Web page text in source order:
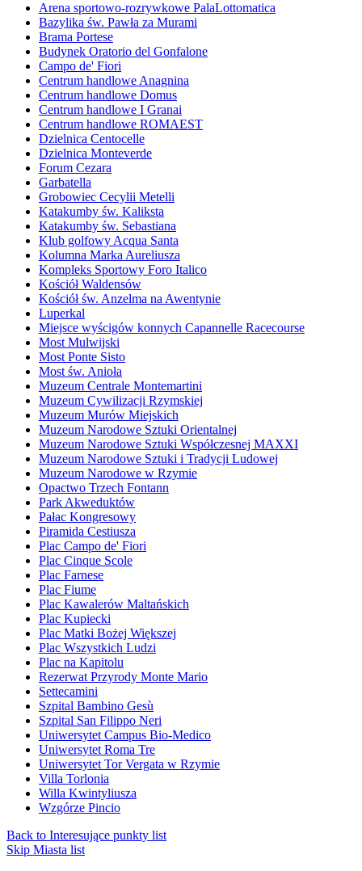
Arena sportowo-rozrywkowe PalaLottomatica
Bazylika św. Pawła za Murami
Brama Portese
Budynek Oratorio del Gonfalone
Campo de' Fiori
Centrum handlowe Anagnina
Centrum handlowe Domus
Centrum handlowe I Granai
Centrum handlowe ROMAEST
Dzielnica Centocelle
Dzielnica Monteverde
Forum Cezara
Garbatella
Grobowiec Cecylii Metelli
Katakumby św. Kaliksta
Katakumby św. Sebastiana
Klub golfowy Acqua Santa
Kolumna Marka Aureliusza
Kompleks Sportowy Foro Italico
Kościół Waldensów
Kościół św. Anzelma na Awentynie
Luperkal
Miejsce wyścigów konnych Capannelle Racecourse
Most Mulwijski
Most Ponte Sisto
Most św. Anioła
Muzeum Centrale Montemartini
Muzeum Cywilizacji Rzymskiej
Muzeum Murów Miejskich
Muzeum Narodowe Sztuki Orientalnej
Muzeum Narodowe Sztuki Współczesnej MAXXI
Muzeum Narodowe Sztuki i Tradycji Ludowej
Muzeum Narodowe w Rzymie
Opactwo Trzech Fontann
Park Akweduktów
Pałac Kongresowy
Piramida Cestiusza
Plac Campo de' Fiori
Plac Cinque Scole
Plac Farnese
Plac Fiume
Plac Kawalerów Maltańskich
Plac Kupiecki
Plac Matki Bożej Większej
Plac Wszystkich Ludzi
Plac na Kapitolu
Rezerwat Przyrody Monte Mario
Settecamini
Szpital Bambino Gesù
Szpital San Filippo Neri
Uniwersytet Campus Bio-Medico
Uniwersytet Roma Tre
Uniwersytet Tor Vergata w Rzymie
Villa Torlonia
Willa Kwintyliusza
Wzgórze Pincio
Back to Interesujące punkty list
Skip Miasta list